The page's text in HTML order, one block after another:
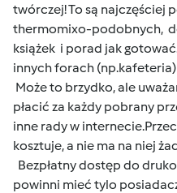
twórczej! To są najczęściej
thermomixo-podobnych,
książek i porad jak
innych forach
Może to brzydko, ale
płacić za każdy pobrany
inne rady w
kosztuje, a nie ma na niej
Bezpłatny dostęp do
powinni mieć tylo